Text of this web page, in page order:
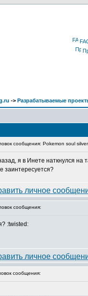
-> Разрабатываемые
сообщения: Pokemon soul silver
я в Инете наткнулся на
заинтересуется?
сообщения:
:twisted:
сообщения: